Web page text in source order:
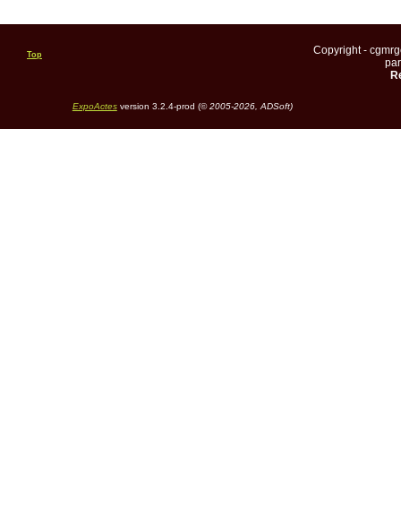
Top
Copyright -
ExpoActesversion 3.2.4-prod (©2005-2026, ADSoft)